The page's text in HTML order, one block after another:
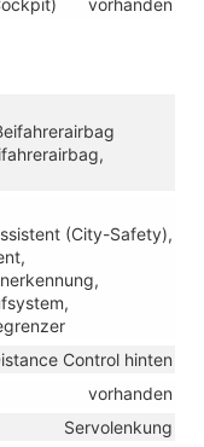
(City-Safety),
Control hinten
vorhanden
Servolenkung